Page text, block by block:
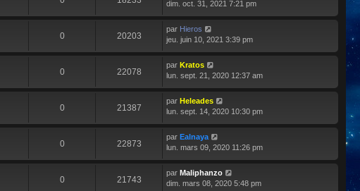
dim. oct. 31, 2021 7:21 pm
0 20203
par Hieros
jeu. juin 10, 2021 3:39 pm
0 22078
par Kratos
lun. sept. 21, 2020 12:37 am
0 21387
par Heleades
lun. sept. 14, 2020 10:30 pm
0 22873
par Ealnaya
lun. mars 09, 2020 11:26 pm
0 21743
par Maliphanzo
dim. mars 08, 2020 5:48 pm